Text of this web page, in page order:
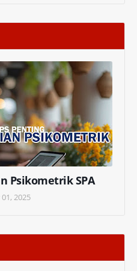
Psikometrik SPA
2025